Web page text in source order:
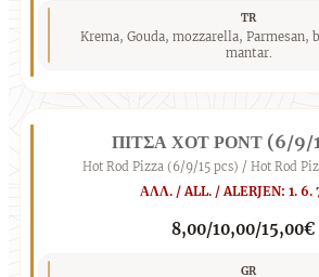
TR
Krema, Gouda, mozzarella, Parmesan,
mantar.
ΠΙΤΣΑ ΧΟΤ ΡΟΝΤ (6/9/
Hot Rod Pizza (6/9/15 pcs) / Hot Rod
ΑΛΛ. / ALL. / ALERJEN: 1. 6.
8,00/10,00/15,00€
GR